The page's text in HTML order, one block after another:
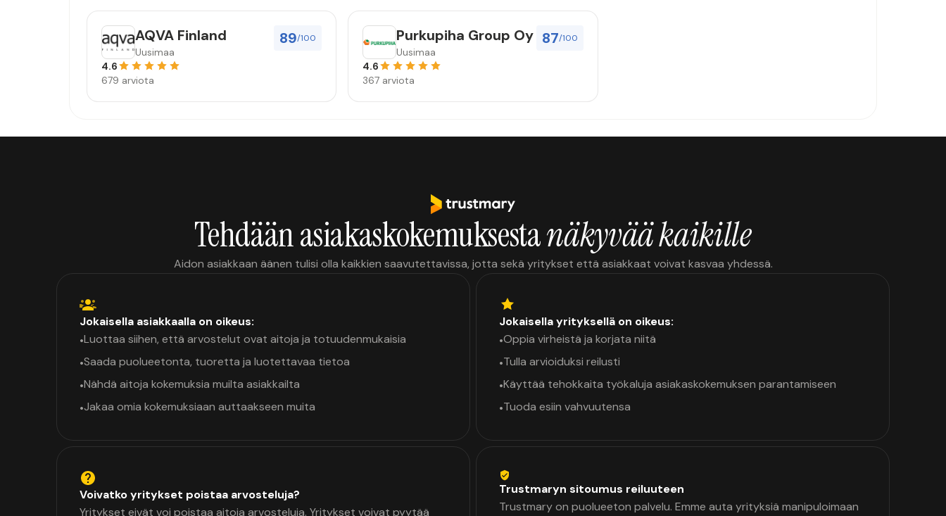
89/100
AQVA Finland
Uusimaa
4.6
679 arviota
87/100
Purkupiha Group Oy
Uusimaa
4.6
367 arviota
Tehdään asiakaskokemuksestanäkyvää kaikille
Aidon asiakkaan äänen tulisi olla kaikkien saavutettavissa, jotta sekä yritykset että asiakkaat voivat kasvaa yhdessä.
Jokaisella asiakkaalla on oikeus:
•Luottaa siihen, että arvostelut ovat aitoja ja totuudenmukaisia
•Saada puolueetonta, tuoretta ja luotettavaa tietoa
•Nähdä aitoja kokemuksia muilta asiakkailta
•Jakaa omia kokemuksiaan auttaakseen muita
Jokaisella yrityksellä on oikeus:
•Oppia virheistä ja korjata niitä
•Tulla arvioiduksi reilusti
•Käyttää tehokkaita työkaluja asiakaskokemuksen parantamiseen
•Tuoda esiin vahvuutensa
Voivatko yritykset poistaa arvosteluja?
Yritykset eivät voi poistaa aitoja arvosteluja. Yritykset voivat pyytää
Trustmaryn sitoumus reiluuteen
Trustmary on puolueeton palvelu. Emme auta yrityksiä manipuloimaan